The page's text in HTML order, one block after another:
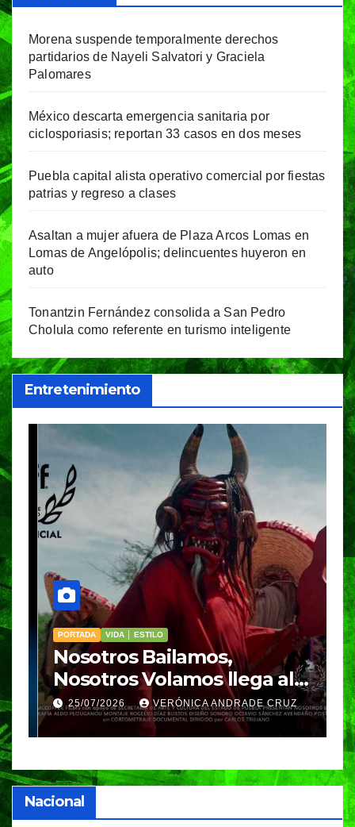
Morena suspende temporalmente derechos
partidarios de Nayeli Salvatori y Graciela
Palomares
México descarta emergencia sanitaria por
ciclosporiasis; reportan 33 casos en dos meses
Puebla capital alista operativo comercial por fiestas
patrias y regreso a clases
Asaltan a mujer afuera de Plaza Arcos Lomas en
Lomas de Angelópolis; delincuentes huyeron en
auto
Tonantzin Fernández consolida a San Pedro
Cholula como referente en turismo inteligente
Entretenimiento
PORTADA VIDA │ ESTILO
Nosotros Bailamos,
Nosotros Volamos llega al
GIFF
25/07/2026 VERÓNICA ANDRADE CRUZ
Nacional